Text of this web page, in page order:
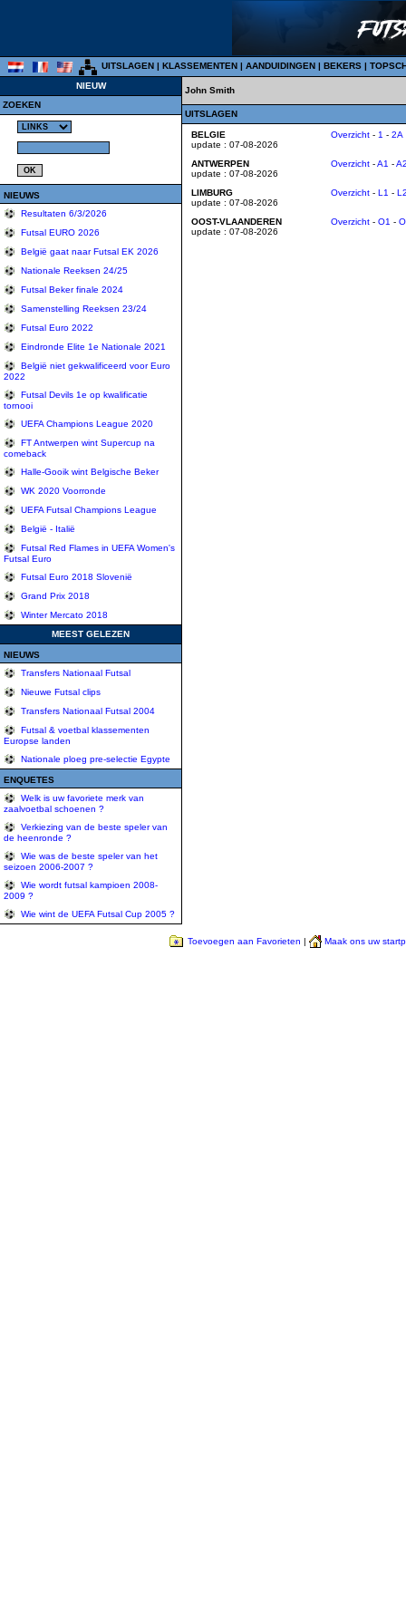
UITSLAGEN | KLASSEMENTEN | AANDUIDINGEN | BEKERS |
NIEUW
ZOEKEN
NIEUWS
Resultaten 6/3/2026
Futsal EURO 2026
België gaat naar Futsal EK 2026
Nationale Reeksen 24/25
Futsal Beker finale 2024
Samenstelling Reeksen 23/24
Futsal Euro 2022
Eindronde Elite 1e Nationale 2021
België niet gekwalificeerd voor Euro
2022
Futsal Devils 1e op kwalificatie
tornooi
UEFA Champions League 2020
FT Antwerpen wint Supercup na
comeback
Halle-Gooik wint Belgische Beker
WK 2020 Voorronde
UEFA Futsal Champions League
België - Italië
Futsal Red Flames in UEFA Women's
Futsal Euro
Futsal Euro 2018 Slovenië
Grand Prix 2018
Winter Mercato 2018
MEEST GELEZEN
NIEUWS
Transfers Nationaal Futsal
Nieuwe Futsal clips
Transfers Nationaal Futsal 2004
Futsal & voetbal klassementen
Europse landen
Nationale ploeg pre-selectie Egypte
ENQUETES
Welk is uw favoriete merk van
zaalvoetbal schoenen ?
Verkiezing van de beste speler van
de heenronde ?
Wie was de beste speler van het
seizoen 2006-2007 ?
Wie wordt futsal kampioen 2008-
2009 ?
Wie wint de UEFA Futsal Cup 2005 ?
John Smith
UITSLAGEN
BELGIE
update : 07-08-2026
Overzicht - 1 - 2A
ANTWERPEN
update : 07-08-2026
Overzicht -A1 -
LIMBURG
update : 07-08-2026
Overzicht - L1 -
OOST-VLAANDEREN
update : 07-08-2026
Overzicht - O1 -
Toevoegen aan Favorieten | Maak ons uw